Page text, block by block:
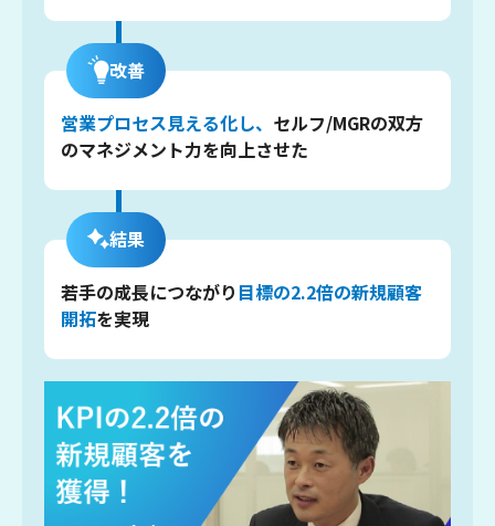
改善
営業プロセス見える化し、 セルフ/MGRの双方
のマネジメント力を向上させた
結果
若手の成長につながり 目標の2.2倍の新規顧客
開拓を実現